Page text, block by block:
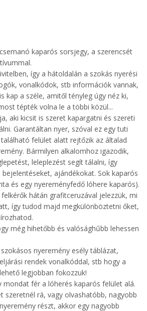
kaparós sorsjegy, a szerencsét
így a hátoldalán a szokás nyerési
vonalkódok, stb információk vannak,
kap a széle, amitől tényleg úgy néz ki,
tépték volna le a többi közül...
aki kicsit is szeret kapargatni és szereti
Garantáltan nyer, szóval ez egy tuti
található felület alatt rejtőzik az általad
Bármilyen alkalomhoz igazodik,
leleplezést segít tálalni, így
ajándékokat. Sok kaparós
és egy nyereményfedő lóhere kaparós).
hátán grafitceruzával jelezzük, mi
így tudod majd megkülönböztetni őket,
még hihetőbb és valósághűbb lehessen
nyeremény esély táblázat,
rendek vonalkóddal, stb hogy a
legjobban fokozzuk!
mondat fér a lóherés kaparós felület alá.
szeretnél rá, vagy olvashatóbb, nagyobb
részt, akkor egy nagyobb